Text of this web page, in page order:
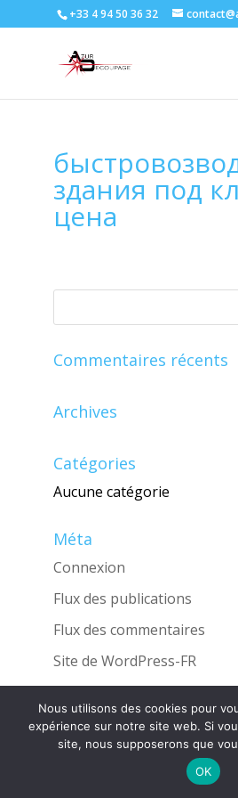
+33 4 94 50 36 32
здания под
цена
Commentaires récents
Archives
Catégories
Aucune catégorie
Méta
Connexion
Flux des publications
Flux des commentaires
Site de WordPress-FR
Une réalisation de
Nous utilisons des cookies pour
expérience sur notre site web. Si
site, nous supposerons que
OK